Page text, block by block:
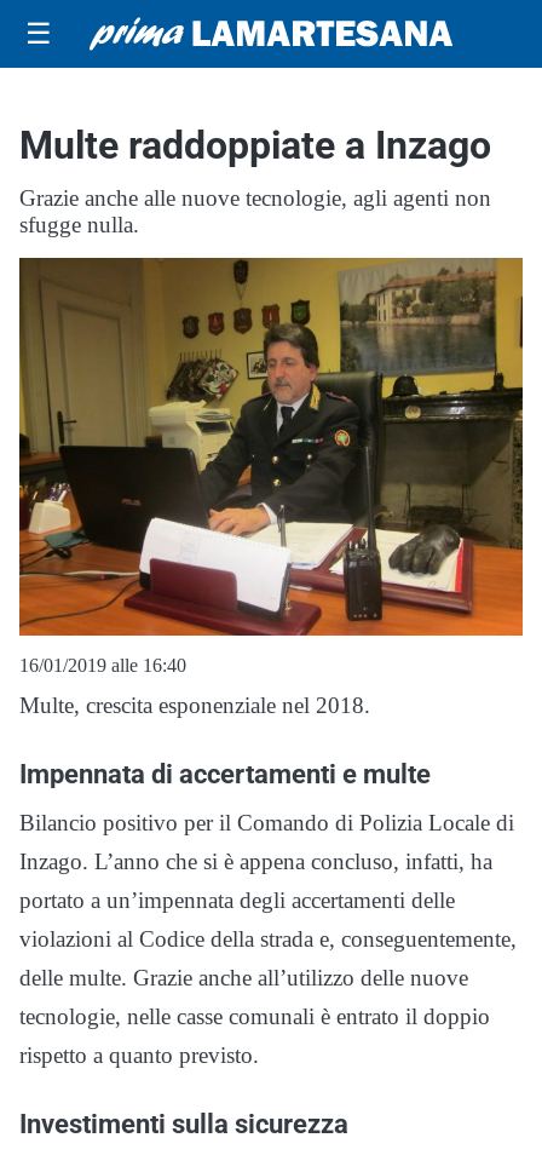
☰
Multe raddoppiate a Inzago
Grazie anche alle nuove tecnologie, agli agenti non
sfugge nulla.
16/01/2019 alle 16:40
Multe, crescita esponenziale nel 2018.
Impennata di accertamenti e multe
Bilancio positivo per il Comando di Polizia Locale di
Inzago. L’anno che si è appena concluso, infatti, ha
portato a un’impennata degli accertamenti delle
violazioni al Codice della strada e, conseguentemente,
delle multe. Grazie anche all’utilizzo delle nuove
tecnologie, nelle casse comunali è entrato il doppio
rispetto a quanto previsto.
Investimenti sulla sicurezza